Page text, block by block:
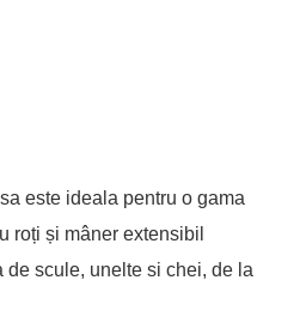
este ideala pentru o gama
roți și mâner extensibil
scule, unelte si chei, de la